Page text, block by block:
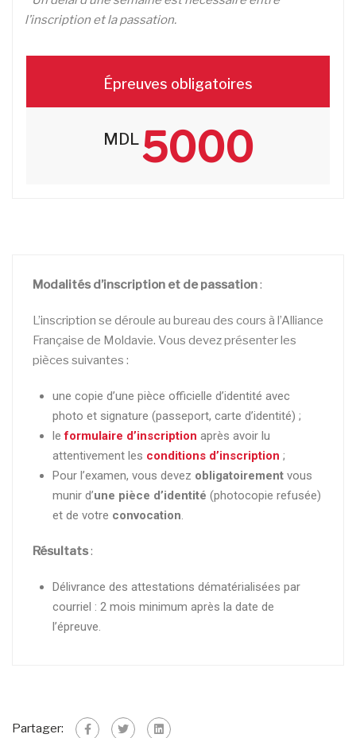
l’inscription et la passation.
Épreuves obligatoires
MDL5000
Modalités d’inscription et de passation:
L’inscription se déroule au bureau des cours à l’Alliance
Française de Moldavie. Vous devez présenter les
pièces suivantes :
une copie d’une pièce officielle d’identité avec
photo et signature (passeport, carte d’identité) ;
leformulaire d’inscription après avoir lu
attentivement les conditions d’inscription ;
Pour l’examen, vous devez obligatoirement vous
munir d’une pièce d’identité (photocopie refusée)
et de votre convocation
Résultats:
Délivrance des attestations dématérialisées par
courriel : 2 mois minimum après la date de
l’épreuve.
Partager: